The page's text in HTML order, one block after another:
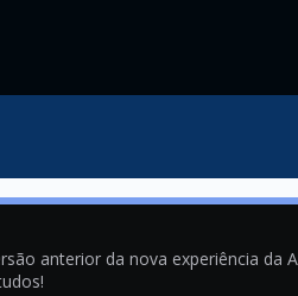
anterior da nova experiência da